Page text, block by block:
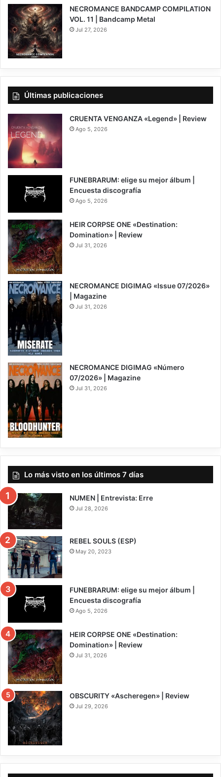
NECROMANCE BANDCAMP COMPILATION
VOL. 11 | Bandcamp Metal
Jul 27, 2026
Últimas publicaciones
7
CRUENTA VENGANZA «Legend» | Review
Ago 5, 2026
FUNEBRARUM: elige su mejor álbum |
Encuesta discografía
Ago 5, 2026
8
HEIR CORPSE ONE «Destination:
Domination» | Review
Jul 31, 2026
NECROMANCE DIGIMAG «Issue 07/2026»
| Magazine
Jul 31, 2026
NECROMANCE DIGIMAG «Número
07/2026» | Magazine
Jul 31, 2026
Lo más visto en los últimos 7 días
NUMEN | Entrevista: Erre
Jul 28, 2026
REBEL SOULS (ESP)
May 20, 2023
FUNEBRARUM: elige su mejor álbum |
Encuesta discografía
Ago 5, 2026
8
HEIR CORPSE ONE «Destination:
Domination» | Review
Jul 31, 2026
7.5
OBSCURITY «Ascheregen» | Review
Jul 29, 2026